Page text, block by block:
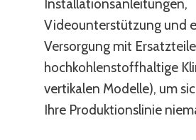
Installationsanleitungen,
Videounterstützung und
Versorgung mit
hochkohlenstoffhaltige
vertikalen Modelle), um
Ihre Produktionslinie